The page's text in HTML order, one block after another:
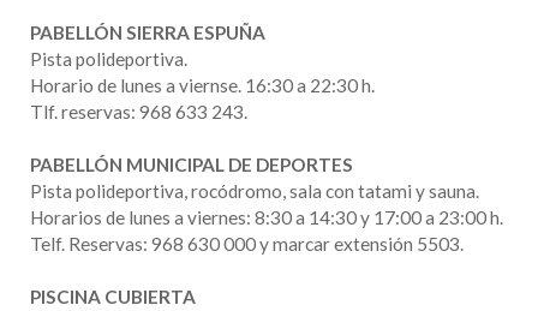
PABELLÓN SIERRA ESPUÑA
Pista polideportiva.
Horario de lunes a viernse. 16:30 a 22:30 h.
Tlf. reservas: 968 633 243.
PABELLÓN MUNICIPAL DE DEPORTES
Pista polideportiva, rocódromo, sala con tatami y sauna.
Horarios de lunes a viernes: 8:30 a 14:30 y 17:00 a 23:00 h.
Telf. Reservas: 968 630 000 y marcar extensión 5503.
PISCINA CUBIERTA